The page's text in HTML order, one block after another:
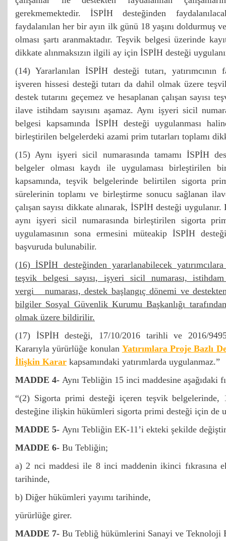
gerekmemektedir. İSPİH desteğinden
faydalanılan her bir ayın ilk günü 18 yaşını doldurmuş
olması şartı aranmaktadır. Teşvik belgesi üzerinde
dikkate alınmaksızın ilgili ay için İSPİH desteği
(14) Yararlanılan İSPİH desteği tutarı, yatırımcının
işveren hissesi desteği tutarı da dahil olmak üzere
destek tutarını geçemez ve hesaplanan çalışan sayısı
ilave istihdam sayısını aşamaz. Aynı işyeri sicil
belgesi kapsamında İSPİH desteği uygulanması
birleştirilen belgelerdeki azami prim tutarları toplamı
(15) Aynı işyeri sicil numarasında tamamı İSPİH
belgeler olması kaydı ile uygulaması birleştirilen
kapsamında, teşvik belgelerinde belirtilen sigorta
sürelerinin toplamı ve birleştirme sonucu sağlanan
çalışan sayısı dikkate alınarak, İSPİH desteği
aynı işyeri sicil numarasında birleştirilen sigorta
uygulamasının sona ermesini müteakip İSPİH
başvuruda bulunabilir.
(16) İSPİH desteğinden yararlanabilecek
teşvik belgesi sayısı, işyeri sicil numarası,
vergi numarası, destek başlangıç dönemi ve
bilgiler Sosyal Güvenlik Kurumu Başkanlığı
olmak üzere bildirilir.
(17) İSPİH desteği, 17/10/2016 tarihli ve 2016/
Kararıyla yürürlüğe konulan Yatırımlara Proje Bazlı
İlişkin Karar kapsamındaki yatırımlarda uygulanmaz.”
MADDE 4- Aynı Tebliğin 15 inci maddesine aşağıdaki
“(2) Sigorta primi desteği içeren teşvik belgelerinde,
desteğine ilişkin hükümleri sigorta primi desteği için de
MADDE 5- Aynı Tebliğin EK-11’i ekteki şekilde
MADDE 6- Bu Tebliğin;
a) 2 nci maddesi ile 8 inci maddenin ikinci fıkrasına
tarihinde,
b) Diğer hükümleri yayımı tarihinde,
yürürlüğe girer.
MADDE 7- Bu Tebliğ hükümlerini Sanayi ve Teknoloji